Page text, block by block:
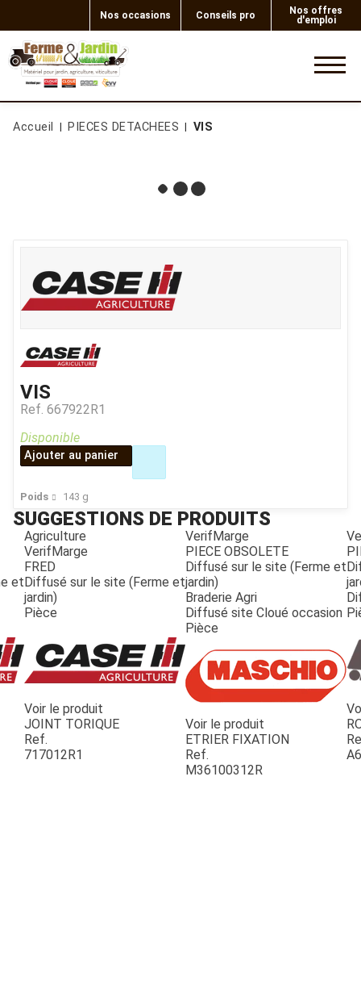
Nos occasions Conseils pro
Nos offres
d'emploi
JOUET
ESPACES VERTS
Accueil PIECES DETACHEES VIS
VIS
Ref. 667922R1
Poids 143 g
Disponible
Ajouter au panier
SUGGESTIONS DE PRODUITS
et
Agriculture
VerifMarge
FRED
Diffusé sur le site (Ferme et
jardin)
Pièce
Voir le produit
JOINT TORIQUE
Ref.
717012R1
VerifMarge
PIECE OBSOLETE
Diffusé sur le site (Ferme et
jardin)
Braderie Agri
Diffusé site Cloué occasion
Pièce
Voir le produit
ETRIER FIXATION
Ref.
M36100312R